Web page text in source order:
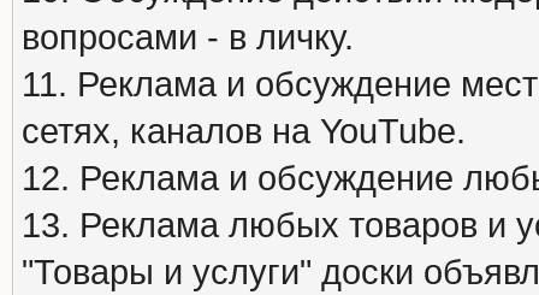
вопросами - в личку.
11. Реклама и обсуждение
сетях, каналов на YouTube.
12. Реклама и обсуждение
13. Реклама любых товаров и
"Товары и услуги" доски